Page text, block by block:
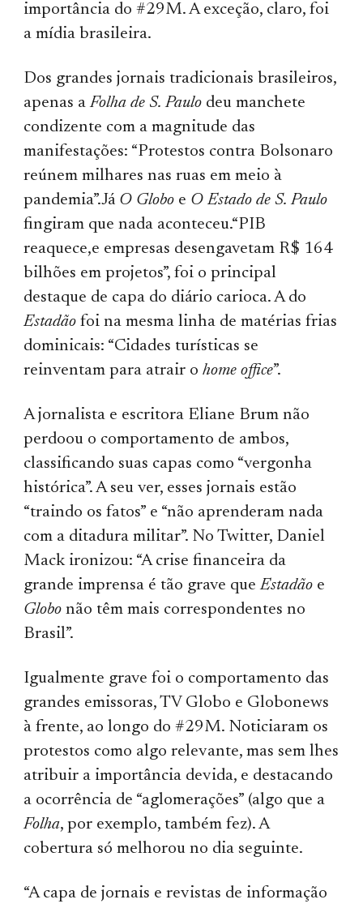
importância do #29M. A exceção, claro, foi
a mídia brasileira.
Dos grandes jornais tradicionais brasileiros,
apenas aFolha de S. Paulo deu manchete
condizente com a magnitude das
manifestações: “Protestos contra Bolsonaro
reúnem milhares nas ruas em meio à
pandemia”.Já O Globo e O Estado de S. Paulo
fingiram que nada aconteceu.“PIB
reaquece,e empresas desengavetam R$ 164
bilhões em projetos”, foi o principal
destaque de capa do diário carioca. A do
Estadão foi na mesma linha de matérias frias
dominicais: “Cidades turísticas se
reinventam para atrair ohome office”.
A jornalista e escritora Eliane Brum não
perdoou o comportamento de ambos,
classificando suas capas como “vergonha
histórica”. A seu ver, esses jornais estão
“traindo os fatos” e “não aprenderam nada
com a ditadura militar”. No Twitter, Daniel
Mack ironizou: “A crise financeira da
grande imprensa é tão grave queEstadão e
Globonão têm mais correspondentes no
Brasil”.
Igualmente grave foi o comportamento das
grandes emissoras, TV Globo e Globonews
à frente, ao longo do #29M. Noticiaram os
protestos como algo relevante, mas sem lhes
atribuir a importância devida, e destacando
a ocorrência de “aglomerações” (algo que a
Folha, por exemplo, também fez). A
cobertura só melhorou no dia seguinte.
“A capa de jornais e revistas de informação